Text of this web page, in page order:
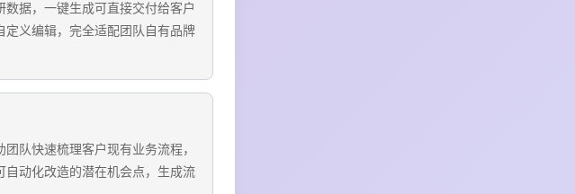
据，一键生成可直接交付给客户
定义编辑，完全适配团队自有品牌
队快速梳理客户现有业务流程，
自动化改造的潜在机会点，生成流